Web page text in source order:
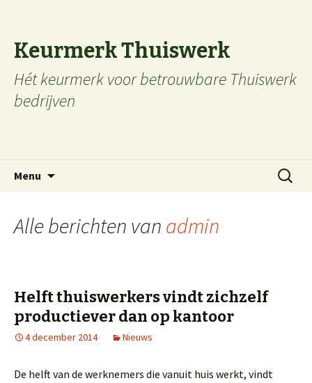
Keurmerk Thuiswerk
Hét keurmerk voor betrouwbare Thuiswerk
bedrijven
Menu
Zoeken
naar:
Alle berichten van admin
Helft thuiswerkers vindt zichzelf
productiever dan op kantoor
4 december 2014 Nieuws
De helft van de werknemers die vanuit huis werkt, vindt